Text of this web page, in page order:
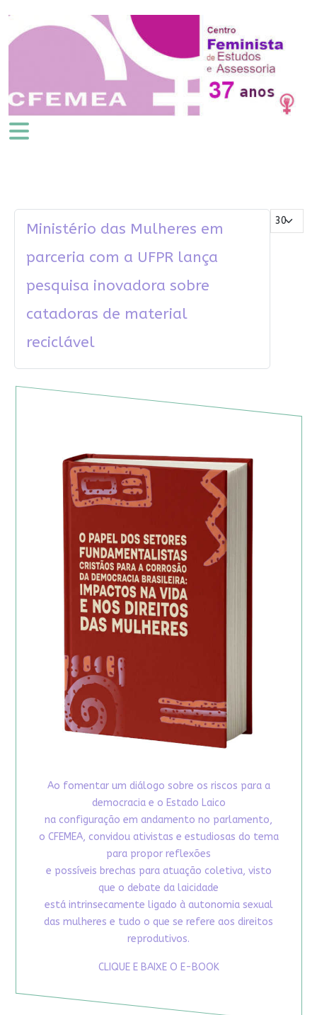
Mostrar #
Ministério das Mulheres em
parceria com a UFPR lança
pesquisa inovadora sobre
catadoras de material
reciclável
Ao fomentar um diálogo sobre os riscos para a
democracia e o Estado Laico
na configuração em andamento no parlamento,
o CFEMEA, convidou ativistas e estudiosas do tema
para propor reflexões
e possíveis brechas para atuação coletiva, visto
que o debate da laicidade
está intrinsecamente ligado à autonomia sexual
das mulheres e tudo o que se refere aos direitos
reprodutivos.
CLIQUE E BAIXE O E-BOOK